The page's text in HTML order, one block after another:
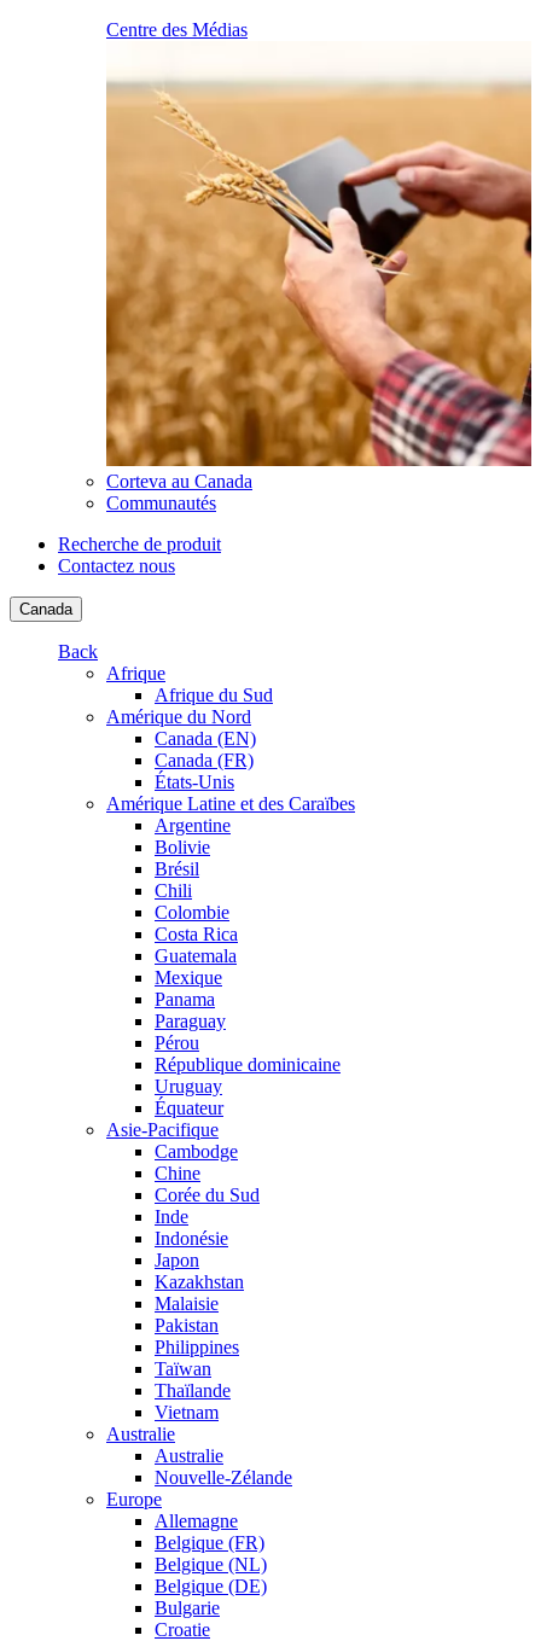
Centre des Médias
Corteva au Canada
Communautés
Recherche de produit
Contactez nous
Canada
Back
Afrique
Afrique du Sud
Amérique du Nord
Canada (EN)
Canada (FR)
États-Unis
Amérique Latine et des Caraïbes
Argentine
Bolivie
Brésil
Chili
Colombie
Costa Rica
Guatemala
Mexique
Panama
Paraguay
Pérou
République dominicaine
Uruguay
Équateur
Asie-Pacifique
Cambodge
Chine
Corée du Sud
Inde
Indonésie
Japon
Kazakhstan
Malaisie
Pakistan
Philippines
Taïwan
Thaïlande
Vietnam
Australie
Australie
Nouvelle-Zélande
Europe
Allemagne
Belgique (FR)
Belgique (NL)
Belgique (DE)
Bulgarie
Croatie